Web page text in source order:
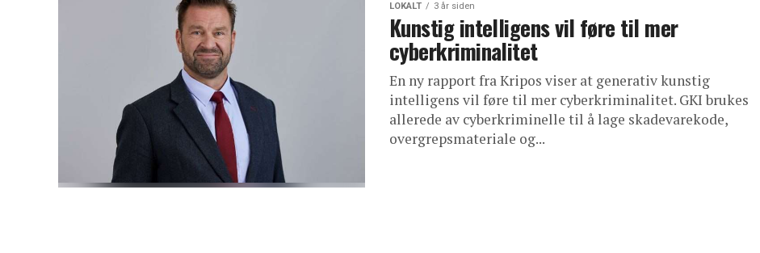
LOKALT 3 år siden
Kunstig intelligens vil føre til mer
cyberkriminalitet
En ny rapport fra Kripos viser at generativ kunstig
intelligens vil føre til mer cyberkriminalitet. GKI brukes
allerede av cyberkriminelle til å lage skadevarekode,
overgrepsmateriale og...